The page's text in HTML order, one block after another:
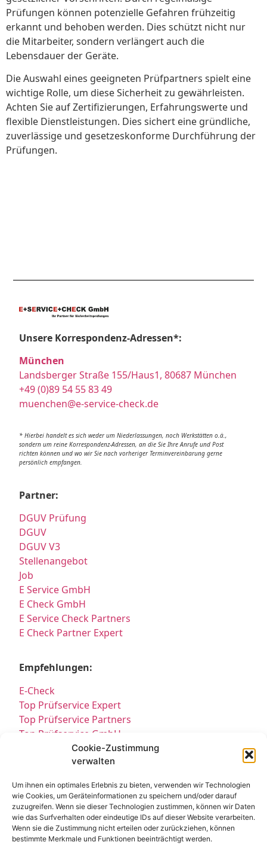
Cookie-Zustimmung
verwalten
Um ihnen ein optimales Erlebnis zu bieten, verwenden wir Technologien
wie Cookies, um Geräteinformationen zu speichern und/oder darauf
zuzugreifen. Wenn sie dieser Technologien zustimmen, können wir Daten
wie das Surfverhalten oder eindeutige IDs auf dieser Website verarbeiten.
Wenn sie die Zustimmung nicht erteilen oder zurückziehen, können
bestimmte Merkmale und Funktionen beeinträchtigt werden.
Prüfungen können potenzielle Gefahren frühzeitig
erkannt und behoben werden. Dies schützt nicht nur
die Mitarbeiter, sondern verlängert auch die
Lebensdauer der Geräte.
Die Auswahl eines geeigneten Prüfpartners spielt eine
wichtige Rolle, um diese Sicherheit zu gewährleisten.
Achten Sie auf Zertifizierungen, Erfahrungswerte und
flexible Dienstleistungen. Dies sichert eine gründliche,
zuverlässige und gesetzeskonforme Durchführung der
Prüfungen.
Unsere Korrespondenz-Adressen*:
München
Landsberger Straße 155/Haus1, 80687 München
+49 (0)89 54 55 83 49
muenchen@e-service-check.de
* Hierbei handelt es sich weder um Niederlassungen, noch Werkstätten o.ä.,
sondern um reine Korrespondenz-Adressen, an die Sie Ihre Anrufe und Post
richten können und wo wir Sie nach vorheriger Terminvereinbarung gerne
persönlich empfangen.
Partner:
DGUV Prüfung
DGUV
DGUV V3
Stellenangebot
Job
E Service GmbH
E Check GmbH
E Service Check Partners
E Check Partner Expert
Empfehlungen:
E-Check
Top Prüfservice Expert
Top Prüfservice Partners
Top Prüfservice GmbH
Prüfung DGUV3 GmbH
Sicherheitsprüfungen Partners
Prüfung E-Check Expert
Prüfung elektrischer Anlagen